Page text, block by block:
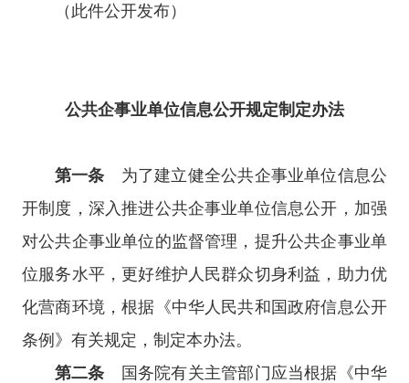
（此件公开发布）
公共企事业单位信息公开规定制定办法
第一条 为了建立健全公共企事业单位信息公
开制度，深入推进公共企事业单位信息公开，加强
对公共企事业单位的监督管理，提升公共企事业单
位服务水平，更好维护人民群众切身利益，助力优
化营商环境，根据《中华人民共和国政府信息公开
条例》有关规定，制定本办法。
第二条 国务院有关主管部门应当根据《中华